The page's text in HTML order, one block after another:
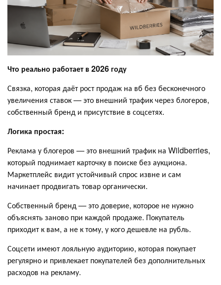
Что реально работает в 2026 году
Связка, которая даёт рост продаж на вб без бесконечного
увеличения ставок — это внешний трафик через блогеров,
собственный бренд и присутствие в соцсетях.
Логика простая:
Реклама у блогеров — это внешний трафик на Wildberries,
который поднимает карточку в поиске без аукциона.
Маркетплейс видит устойчивый спрос извне и сам
начинает продвигать товар органически.
Собственный бренд — это доверие, которое не нужно
объяснять заново при каждой продаже. Покупатель
приходит к вам, а не к тому, у кого дешевле на рубль.
Соцсети имеют лояльную аудиторию, которая покупает
регулярно и привлекает покупателей без дополнительных
расходов на рекламу.